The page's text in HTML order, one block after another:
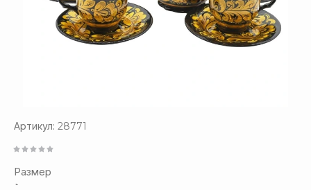
Артикул: 28771
Размер